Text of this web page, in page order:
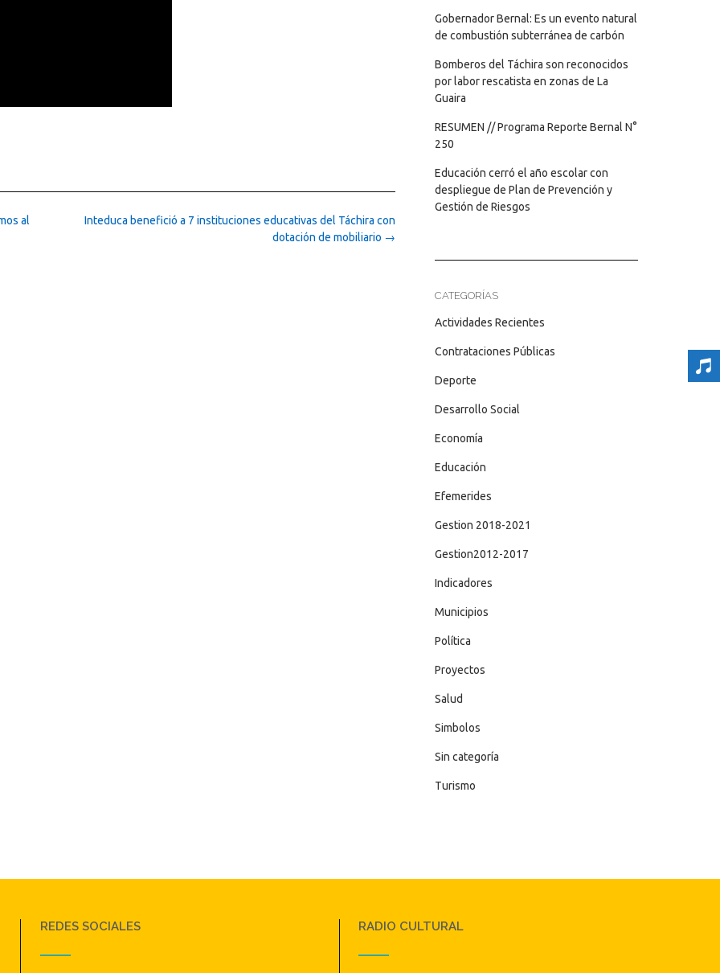
Inteduca benefició a 7 instituciones educativas del Táchira con
dotación de mobiliario →
al
Gobernador Bernal: Es un evento natural
de combustión subterránea de carbón
Bomberos del Táchira son reconocidos
por labor rescatista en zonas de La
Guaira
RESUMEN // Programa Reporte Bernal N°
250
Educación cerró el año escolar con
despliegue de Plan de Prevención y
Gestión de Riesgos
CATEGORÍAS
Actividades Recientes
Contrataciones Públicas
Deporte
Desarrollo Social
Economía
Educación
Efemerides
Gestion 2018-2021
Gestion2012-2017
Indicadores
Municipios
Política
Proyectos
Salud
Simbolos
Sin categoría
Turismo
REDES SOCIALES RADIO CULTURAL